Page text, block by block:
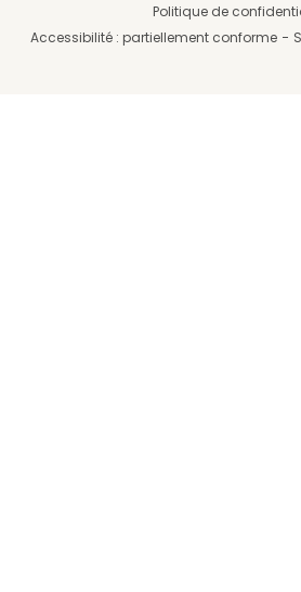
Politique de
Accessibilité : partiellement conforme